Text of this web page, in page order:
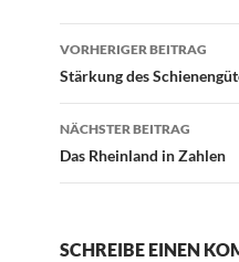
VORHERIGER BEITRAG
Stärkung des
NÄCHSTER BEITRAG
Das Rheinland in Zahlen
SCHREIBE EINEN